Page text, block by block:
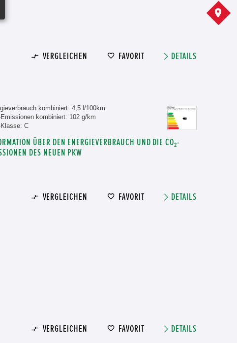
VERGLEICHEN FAVORIT DETAILS
kombiniert: 4,5 l/100km
Emissionen kombiniert: 102 g/km
Klasse: C
ÜBER DEN ENERGIEVERBRAUCH UND DIE CO₂-
DES NEUEN PKW
VERGLEICHEN FAVORIT DETAILS
VERGLEICHEN FAVORIT DETAILS